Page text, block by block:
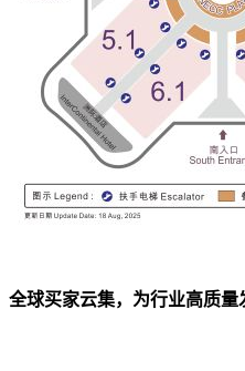
全球买家云集，为行业高质量